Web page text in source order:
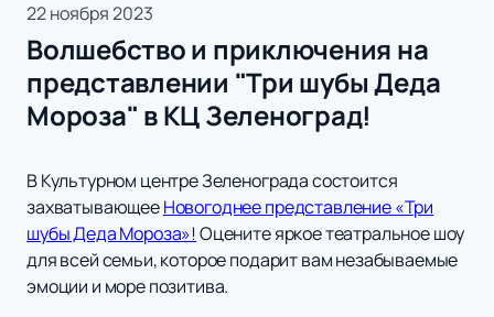
22 ноября 2023
Волшебство и приключения на
представлении "Три шубы Деда
Мороза" в КЦ Зеленоград!
В Культурном центре Зеленограда состоится
захватывающееНовогоднее представление «Три
шубы Деда Мороза»!Оцените яркое театральное шоу
для всей семьи, которое подарит вам незабываемые
эмоции и море позитива.